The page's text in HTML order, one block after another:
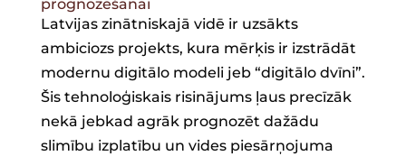
prognozēšanai
Latvijas zinātniskajā vidē ir uzsākts
ambiciozs projekts, kura mērķis ir izstrādāt
modernu digitālo modeli jeb “digitālo dvīni”.
Šis tehnoloģiskais risinājums ļaus precīzāk
nekā jebkad agrāk prognozēt dažādu
slimību izplatību un vides piesārņojuma